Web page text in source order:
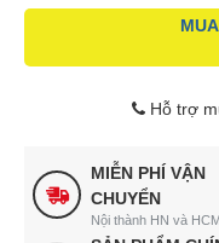
Hỗ trợ
MIỄN PHÍ VẬN
CHUYỂN
Nội thành HN và